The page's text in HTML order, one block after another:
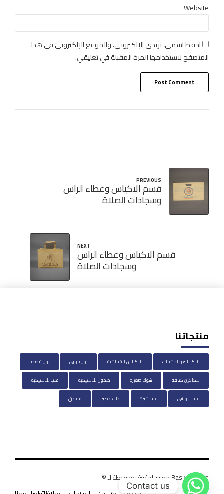
Website
احفظ اسمي، بريدي الإلكتروني، والموقع الإلكتروني في هذا
المتصفح لاستخدامها المرة المقبلة في تعليقي.
Post Comment
PREVIOUS
قسم الاكياس وغطاء الراس
وسجادات الصلاة
NEXT
قسم الاكياس وغطاء الراس
وسجادات الصلاة
منتجاتنا
الاكريلك والخشبيات الاكياس القماشية رول حراري رول قصدير
سكاكين كنافة شوك صغيرة صحون بلاستيكية علب بلاستيكية
علب سوشي علب شيرة علب عصير ملاعق
BasketHouse جميع الحقوق محفوظة لـ ©
Contact us